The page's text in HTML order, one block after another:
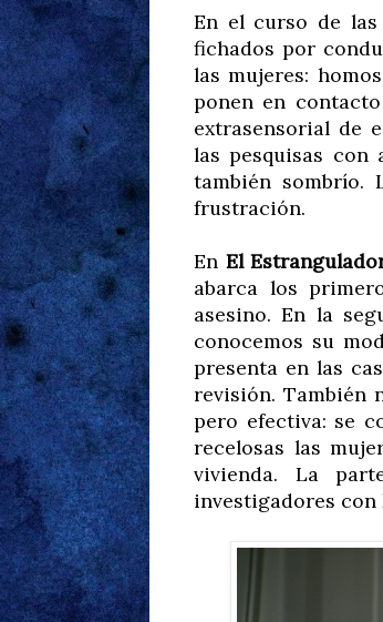
En el curso de
fichados por
las mujeres:
ponen en
extrasensorial de
las pesquisas
también sombrío.
frustración.
En El
abarca los
asesino. En la
conocemos su
presenta en las
revisión. También
pero efectiva: se
recelosas las
vivienda. La
investigadores con